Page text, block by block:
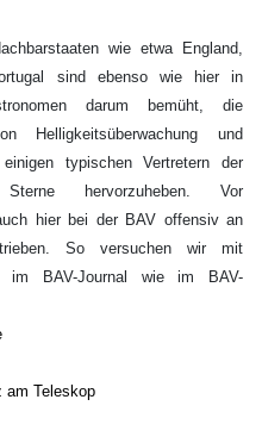
wie etwa England,
sind ebenso wie hier in
darum bemüht, die
Helligkeitsüberwachung und
typischen Vertretern der
hervorzuheben.
Vor
hier bei der BAV offensiv an
So versuchen wir mit
im BAV-Journal wie im BAV-
am Teleskop